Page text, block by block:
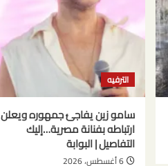
الترفيه
سامو زين يفاجئ جمهوره ويعلن
ارتباطه بفنانة مصرية…إليك
التفاصيل | البوابة
6 أغسطس، 2026